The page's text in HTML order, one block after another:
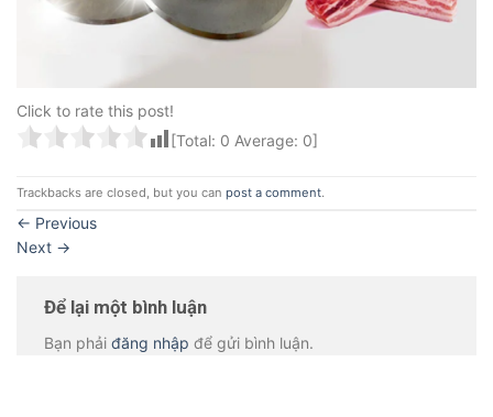
Click to rate this post!
[Total: 0 Average: 0]
Trackbacks are closed, but you can post a comment.
← Previous
Next →
Để lại một bình luận
Bạn phải đăng nhập để gửi bình luận.